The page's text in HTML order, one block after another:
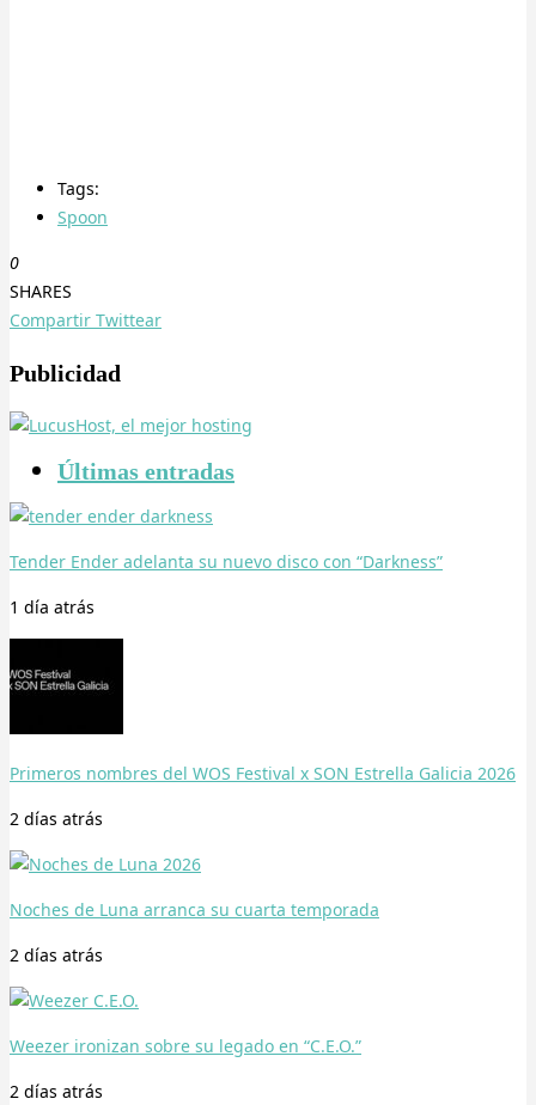
Tags:
Spoon
0
SHARES
Compartir Twittear
Publicidad
Últimas entradas
Tender Ender adelanta su nuevo disco con “Darkness”
1 día atrás
Primeros nombres del WOS Festival x SON Estrella Galicia 2026
2 días atrás
Noches de Luna arranca su cuarta temporada
2 días atrás
Weezer ironizan sobre su legado en “C.E.O.”
2 días atrás